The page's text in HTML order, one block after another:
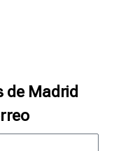
de Madrid